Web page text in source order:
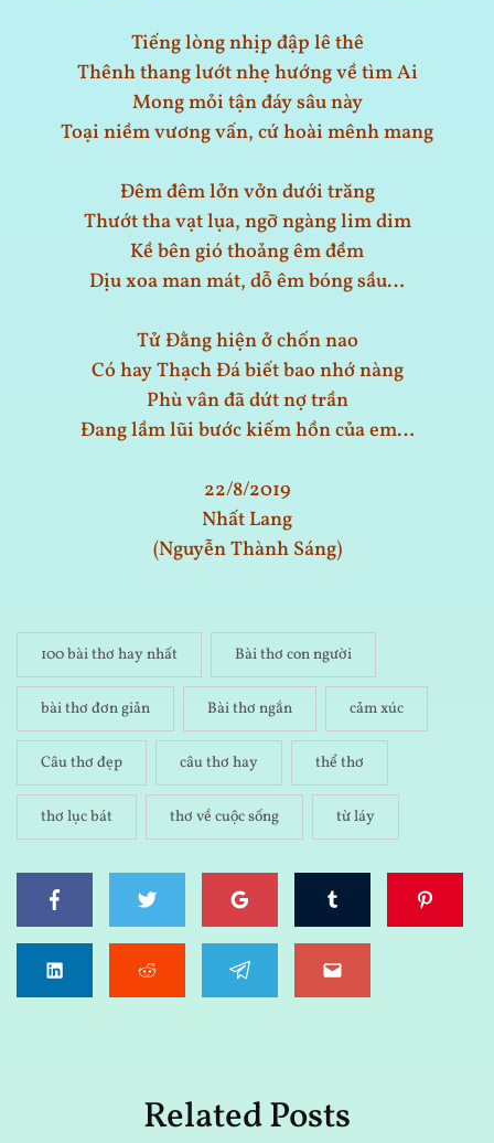
Tiếng lòng nhịp đập lê thê
Thênh thang lướt nhẹ hướng về tìm Ai
Mong mỏi tận đáy sâu này
Toại niềm vương vấn, cứ hoài mênh mang
Đêm đêm lởn vởn dưới trăng
Thướt tha vạt lụa, ngỡ ngàng lim dim
Kề bên gió thoảng êm đềm
Dịu xoa man mát, dỗ êm bóng sầu…
Tử Đằng hiện ở chốn nao
Có hay Thạch Đá biết bao nhớ nàng
Phù vân đã dứt nợ trần
Đang lầm lũi bước kiếm hồn của em…
22/8/2019
Nhất Lang
(Nguyễn Thành Sáng)
100 bài thơ hay nhất Bài thơ con người
bài thơ đơn giản Bài thơ ngắn cảm xúc
Câu thơ đẹp câu thơ hay thể thơ
thơ lục bát thơ về cuộc sống từ láy
Related Posts